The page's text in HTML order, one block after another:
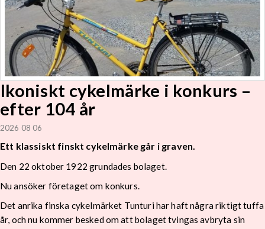
Ikoniskt cykelmärke i konkurs –
efter 104 år
2026 08 06
Ett klassiskt finskt cykelmärke går i graven.
Den 22 oktober 1922 grundades bolaget.
Nu ansöker företaget om konkurs.
Det anrika finska cykelmärket Tunturi har haft några riktigt tuffa
år, och nu kommer besked om att bolaget tvingas avbryta sin